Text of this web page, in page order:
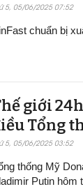
5, 05/06/2025 07:52
chuẩn bị
giới
Tổng
5, 05/06/2025 03:52
thống Mỹ
Putin hôm